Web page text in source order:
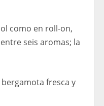
como en roll-on,
seis aromas; la
fresca y